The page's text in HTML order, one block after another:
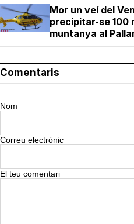
Mor un veí del
precipitar-se 100
muntanya al
Comentaris
Nom
Correu electrònic
El teu comentari